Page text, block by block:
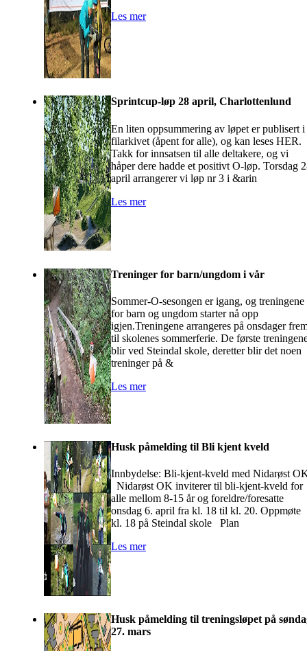
Les mer
Sprintcup-løp 28 april, Charlottenlund
En liten oppsummering av løpet er publisert i
filarkivet (åpent for alle), og kan leses HER.
Takk for innsatsen til alle deltakere, og vi
håper dere hadde et positivt O-løp. Torsdag
april arrangerer vi løp nr 3 i &arin
Les mer
Treninger for barn/ungdom i vår
Sommer-O-sesongen er igang, og treningene
for barn og ungdom starter nå opp
igjen.Treningene arrangeres på onsdager
til skolenes sommerferie. De første
blir ved Steindal skole, deretter blir det noen
treninger på &
Les mer
Husk påmelding til Bli kjent kveld
Innbydelse: Bli-kjent-kveld med Nidarøst
Nidarøst OK inviterer til bli-kjent-kveld for
alle mellom 8-15 år og foreldre/foresatte
onsdag 6. april fra kl. 18 til kl. 20. Oppmøte
kl. 18 på Steindal skole Plan
Les mer
Husk påmelding til treningsløpet på
27. mars